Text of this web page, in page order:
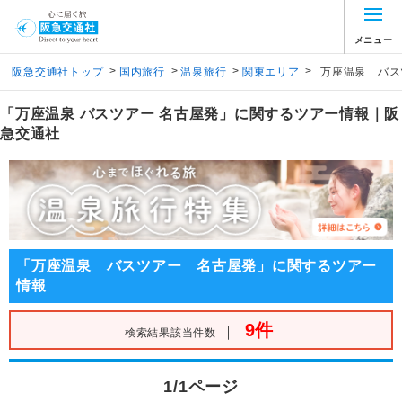
メニュー
阪急交通社トップ > 国内旅行 > 温泉旅行 > 関東エリア > 万座温泉 バ
「万座温泉 バスツアー 名古屋発」に関するツアー情報｜阪
急交通社
「万座温泉 バスツアー 名古屋発」に関するツアー
情報
検索結果該当件数 ｜ 9件
1/1ページ